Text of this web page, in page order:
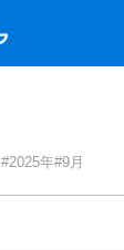
#2025年#9月